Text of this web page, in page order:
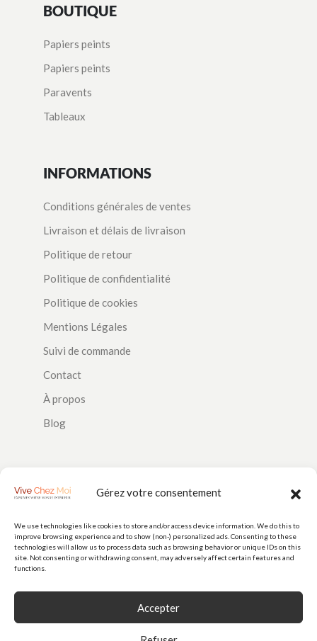
Gérez votre consentement
We use technologies like cookies to store and/or access device information. We do this to
improve browsing experience and to show (non-) personalized ads. Consenting to these
technologies will allow us to process data such as browsing behavior or unique IDs on this
site. Not consenting or withdrawing consent, may adversely affect certain features and
functions.
Accepter
BOUTIQUE
Papiers peints
Papiers peints
Paravents
Tableaux
INFORMATIONS
Conditions générales de ventes
Livraison et délais de livraison
Politique de retour
Politique de confidentialité
Politique de cookies
Mentions Légales
Suivi de commande
Contact
À propos
Blog
PAIEMENTS